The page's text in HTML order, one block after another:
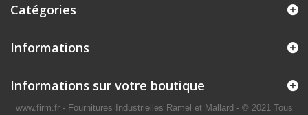
Catégories
Informations
Informations sur votre boutique
www.firm.fr - Fournitures Industrielles Ramel et Mallard - © 2021 Tous